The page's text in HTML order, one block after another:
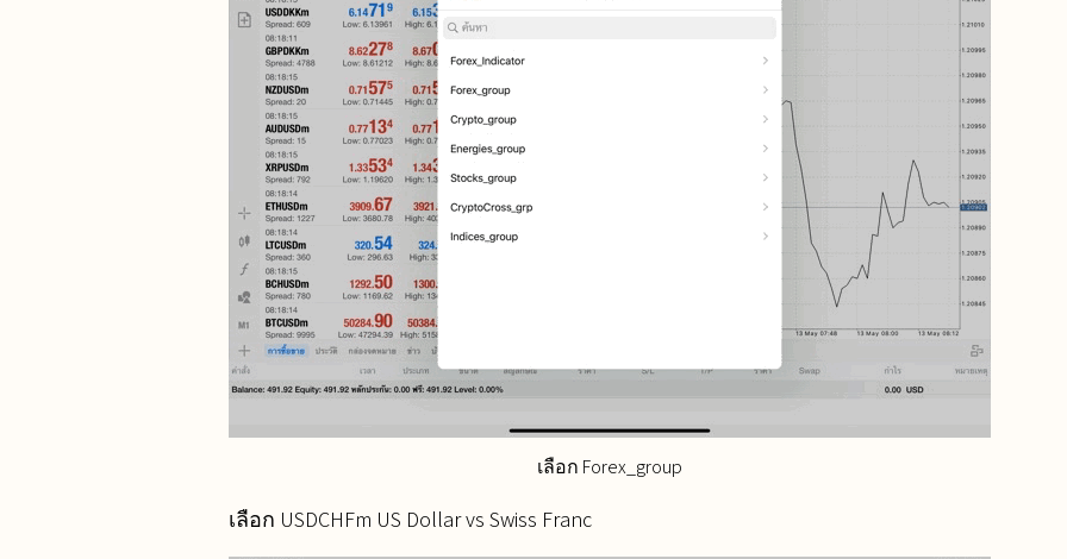
เลือก Forex_group
เลือก USDCHFm US Dollar vs Swiss Franc